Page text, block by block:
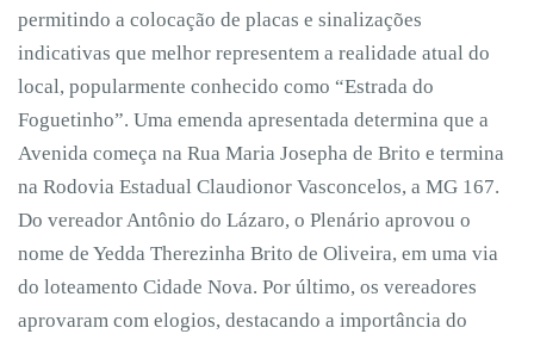
permitindo a colocação de placas e sinalizações
indicativas que melhor representem a realidade atual do
local, popularmente conhecido como “Estrada do
Foguetinho”. Uma emenda apresentada determina que a
Avenida começa na Rua Maria Josepha de Brito e termina
na Rodovia Estadual Claudionor Vasconcelos, a MG 167.
Do vereador Antônio do Lázaro, o Plenário aprovou o
nome de Yedda Therezinha Brito de Oliveira, em uma via
do loteamento Cidade Nova. Por último, os vereadores
aprovaram com elogios, destacando a importância do